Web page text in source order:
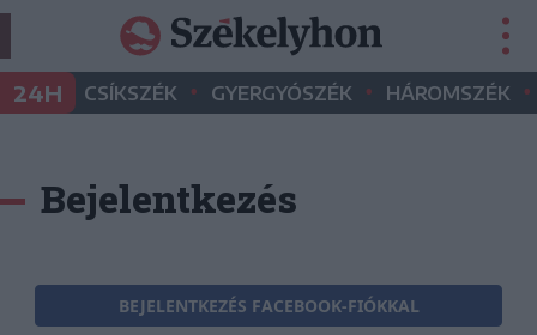
24H CSÍKSZÉK • GYERGYÓSZÉK • HÁROMSZÉK •
Bejelentkezés
BEJELENTKEZÉS FACEBOOK-FIÓKKAL